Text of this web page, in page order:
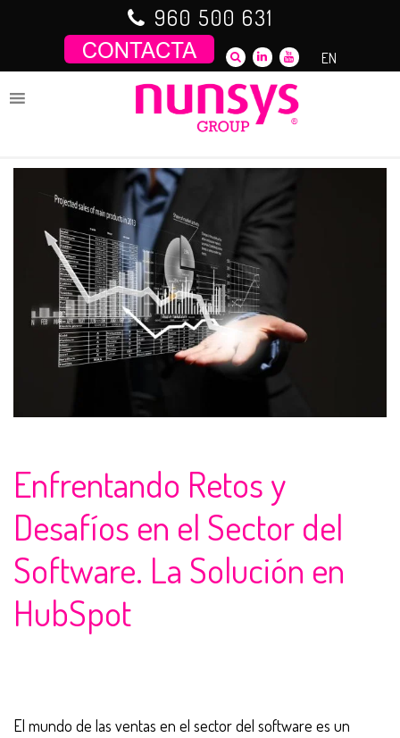
960 500 631
EN
Enfrentando Retos y
Desafíos en el Sector del
Software. La Solución en
HubSpot
El mundo de las ventas en el sector del software es un